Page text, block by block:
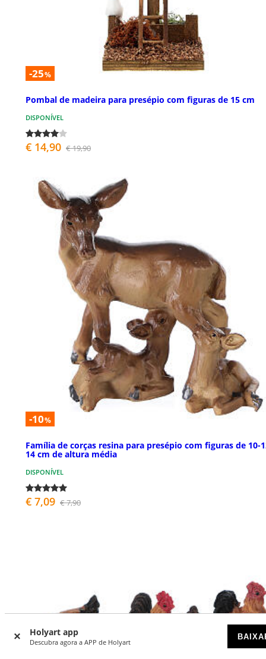
Holyart app
Descubra agora a APP de Holyart
-25%
Pombal de madeira para presépio com figuras de 15 cm
DISPONÍVEL
€ 14,90 € 19,90
-10%
Família de corças resina para presépio com figuras de 10-
14 cm de altura média
DISPONÍVEL
€ 7,09 € 7,90